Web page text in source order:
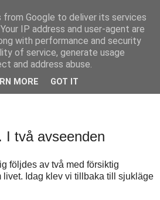
ljus i mörkret
i tillvaron
odling, och andra tankar om livet
I två avseenden
följdes av två med försiktig
livet. Idag klev vi tillbaka till sjukläge
from Google to deliver its services
IP address and user-agent are
with performance and security
of service, generate usage
and address abuse.
MORE GOT IT